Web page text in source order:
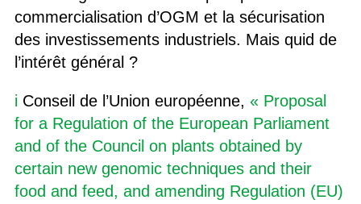
commercialisation d’OGM et la sécurisation
des investissements industriels. Mais quid de
l’intérêt général ?
iConseil de l’Union européenne, « Proposal
for a Regulation of the European Parliament
and of the Council on plants obtained by
certain new genomic techniques and their
food and feed, and amending Regulation (EU)